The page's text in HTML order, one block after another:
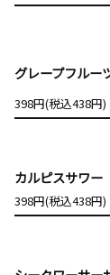
グレープフルー
398円(税込438円)
カルピスサワー
398円(税込438円)